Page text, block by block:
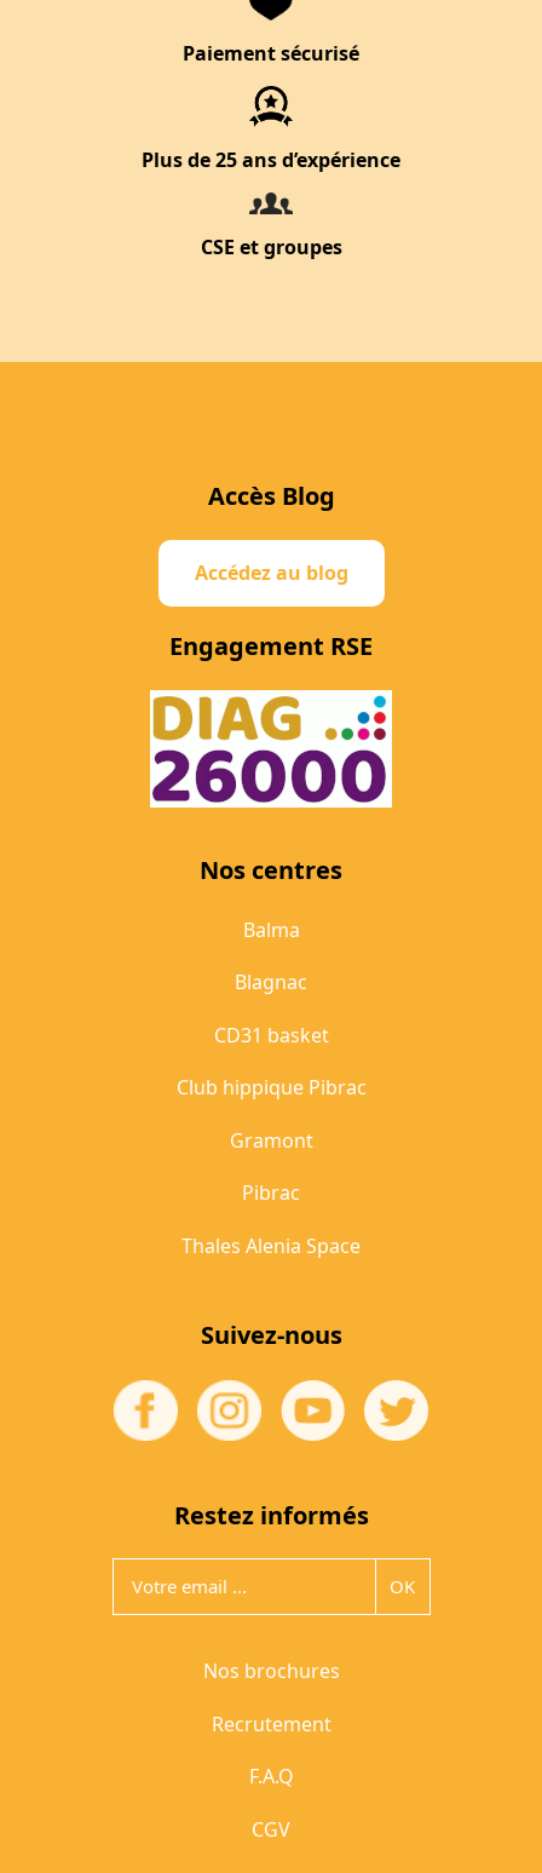
Paiement sécurisé
Plus de 25 ans d’expérience
CSE et groupes
Accès Blog
Accédez au blog
Engagement RSE
Nos centres
Balma
Blagnac
CD31 basket
Club hippique Pibrac
Gramont
Pibrac
Thales Alenia Space
Suivez-nous
Restez informés
Nos brochures
Recrutement
F.A.Q
CGV